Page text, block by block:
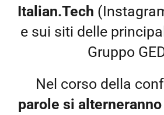
Italian.Tech
e sui siti delle
Gruppo
Nel corso della
parole si